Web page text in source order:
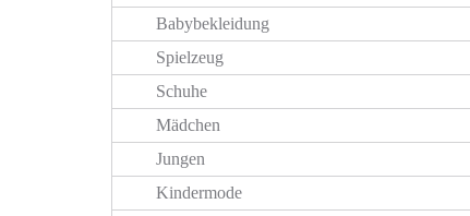
Babybekleidung
Spielzeug
Schuhe
Mädchen
Jungen
Kindermode